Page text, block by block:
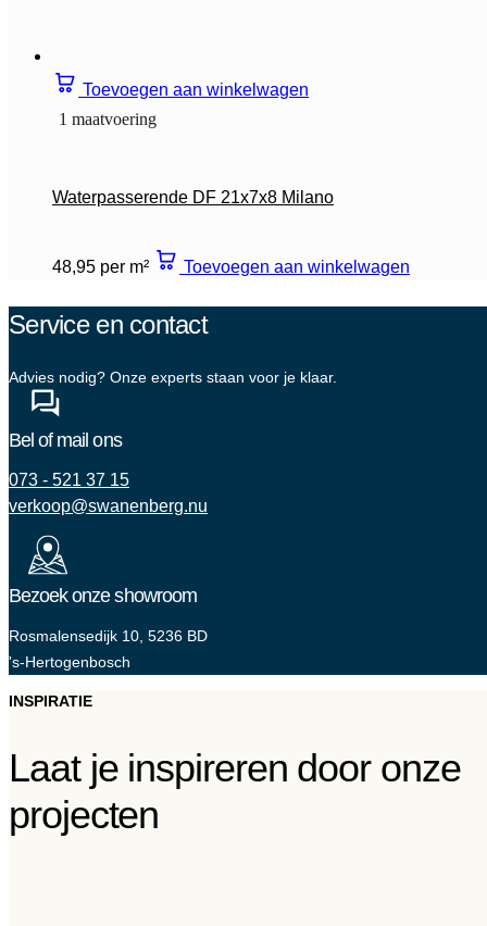
Toevoegen aan winkelwagen
1 maatvoering
Waterpasserende DF 21x7x8 Milano
48,95 per m² Toevoegen aan winkelwagen
Service en contact
Advies nodig? Onze experts staan voor je klaar.
Bel of mail ons
073 - 521 37 15
verkoop@swanenberg.nu
Bezoek onze showroom
Rosmalensedijk 10, 5236 BD
's-Hertogenbosch
INSPIRATIE
Laat je inspireren door onze
projecten